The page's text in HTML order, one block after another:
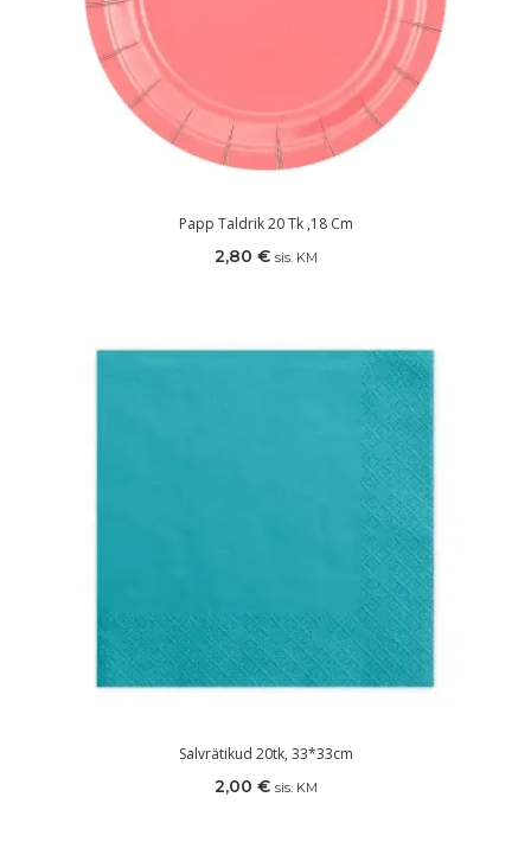
Papp Taldrik 20 Tk ,18 Cm
2,80 € sis. KM
Salvrätikud 20tk, 33*33cm
2,00 € sis. KM